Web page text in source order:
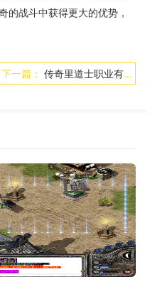
的战斗中获得更大的优势，
下一篇： 传奇里道士职业有哪些变态装备